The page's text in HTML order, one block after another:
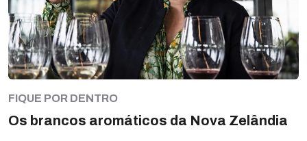
FIQUE POR DENTRO
Os brancos aromáticos da Nova Zelândia